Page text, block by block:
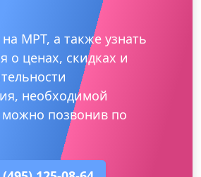
МРТ, а также узнать
о ценах, скидках и
необходимой
можно позвонив по